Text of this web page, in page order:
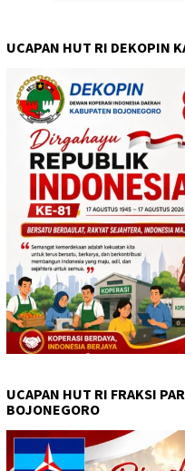
UCAPAN HUT RI DEKOPIN
UCAPAN HUT RI FRAKSI
BOJONEGORO